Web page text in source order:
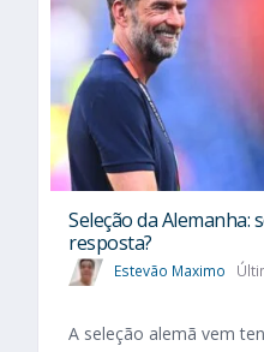
Seleção da Alemanha:
resposta?
Estevão Maximo
A seleção alemã vem